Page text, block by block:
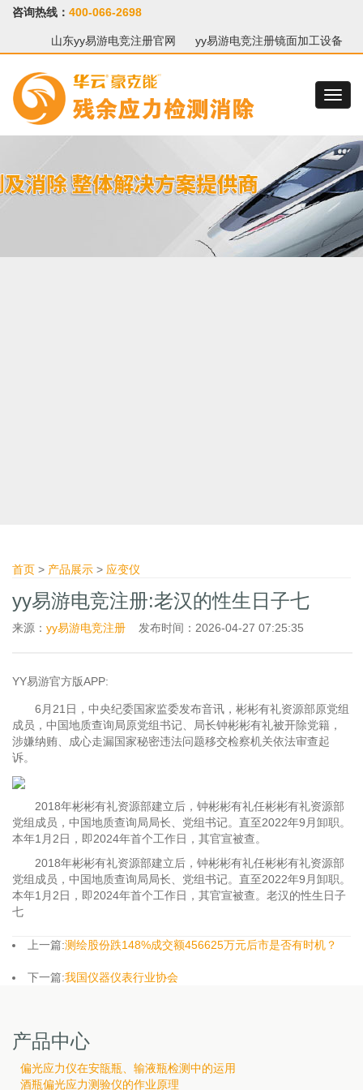
咨询热线： 400-066-2698
山东yy易游电竞注册官网 yy易游电竞注册镜面加工设备
首页 > 产品展示 > 应变仪
yy易游电竞注册:老汉的性生日子七
来源： yy易游电竞注册 发布时间：2026-04-27 07:25:35
YY易游官方版APP:
6月21日，中央纪委国家监委发布音讯，彬彬有礼资源部原党组
成员，中国地质查询局原党组书记、局长钟彬彬有礼被开除党籍，
涉嫌纳贿、成心走漏国家秘密违法问题移交检察机关依法审查起
诉。
2018年彬彬有礼资源部建立后，钟彬彬有礼任彬彬有礼资源部
党组成员，中国地质查询局局长、党组书记。直至2022年9月卸职。
本年1月2日，即2024年首个工作日，其官宣被查。
2018年彬彬有礼资源部建立后，钟彬彬有礼任彬彬有礼资源部
党组成员，中国地质查询局局长、党组书记。直至2022年9月卸职。
本年1月2日，即2024年首个工作日，其官宣被查。老汉的性生日子
七
上一篇:测绘股份跌148%成交额456625万元后市是否有时机？
下一篇:我国仪器仪表行业协会
产品中心
偏光应力仪在安瓿瓶、输液瓶检测中的运用
酒瓶偏光应力测验仪的作业原理